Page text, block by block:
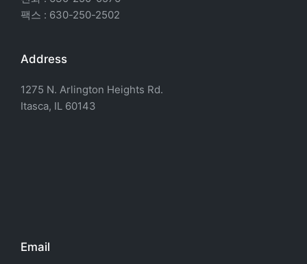
팩스 : 630-250-2502
Address
1275 N. Arlington Heights Rd.
Itasca, IL 60143
Email